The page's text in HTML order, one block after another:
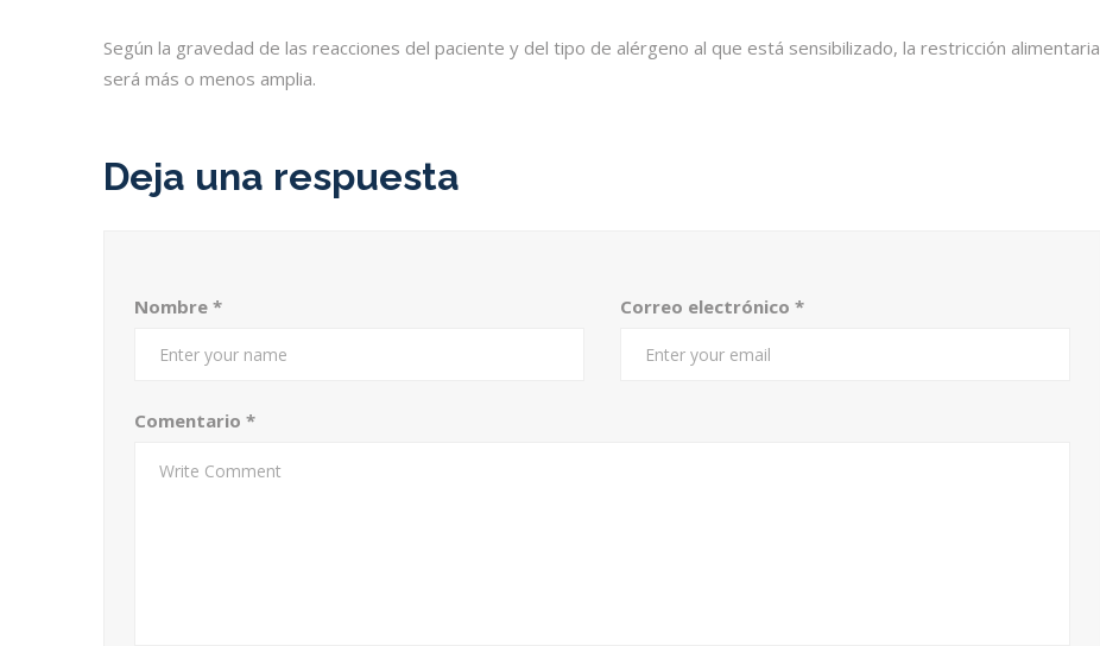
Según la gravedad de las reacciones del paciente y del tipo de alérgeno al que está sensibilizado, la restricción alimentaria
será más o menos amplia.
Deja una respuesta
Nombre * Correo electrónico *
Comentario *